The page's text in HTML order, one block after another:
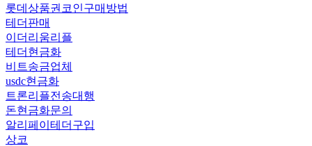
롯데상품권코인구매방법
테더판매
이더리움리플
테더현금화
비트송금업체
usdc현금화
트론리플전송대행
돈현금화문의
알리페이테더구입
상코